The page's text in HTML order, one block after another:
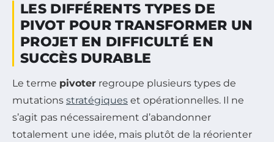
LES DIFFÉRENTS TYPES DE
PIVOT POUR TRANSFORMER UN
PROJET EN DIFFICULTÉ EN
SUCCÈS DURABLE
Le terme pivoter regroupe plusieurs types de
mutations stratégiques et opérationnelles. Il ne
s’agit pas nécessairement d’abandonner
totalement une idée, mais plutôt de la réorienter